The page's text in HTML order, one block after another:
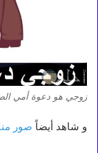
زوجي هو دعوة أمي
و شاهد أيضاً صور